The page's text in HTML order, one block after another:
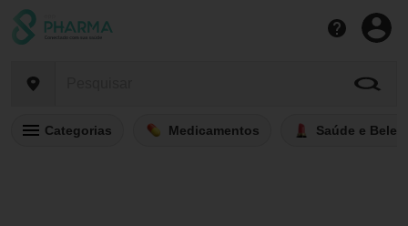
Categorias Medicamentos Saúde e